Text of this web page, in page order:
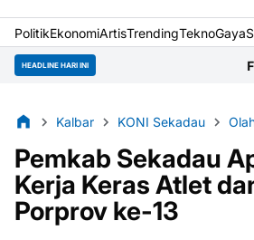
PolitikEkonomiArtisTrendingTeknoGaya
HEADLINE HARI INI Festival Literasi
Kalbar KONI Sekadau
Pemkab Sekadau
Kerja Keras Atlet
Porprov ke-13